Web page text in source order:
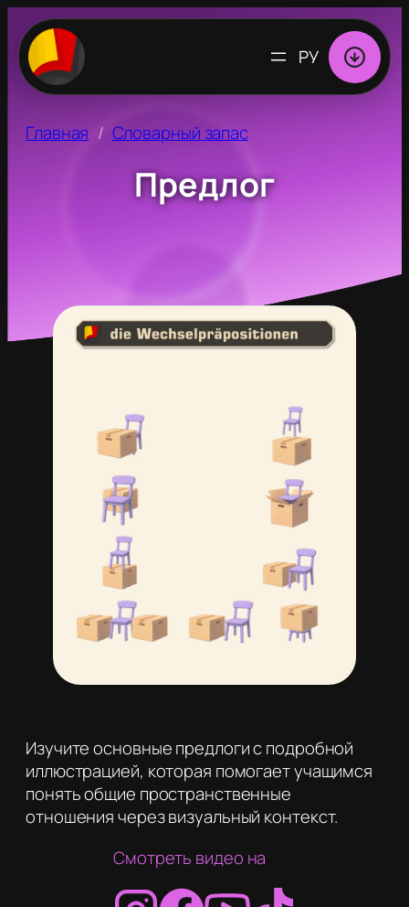
ВЫБРАТЬ
ЯЗЫК
Главная Словарный запас
Предлог
Изучите основные предлоги с подробной
иллюстрацией, которая помогает учащимся
понять общие пространственные
отношения через визуальный контекст.
Смотреть видео на